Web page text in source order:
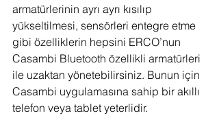
armatürlerinin ayrı ayrı kısılıp
yükseltilmesi, sensörleri entegre etme
gibi özelliklerin hepsini ERCO’nun
Casambi Bluetooth özellikli armatürleri
ile uzaktan yönetebilirsiniz. Bunun için
Casambi uygulamasına sahip bir akıllı
telefon veya tablet yeterlidir.